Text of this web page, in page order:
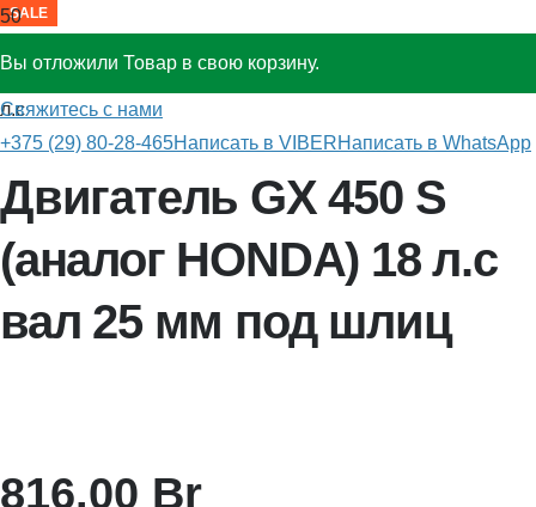
Вы отложили Товар в свою корзину.
Свяжитесь с нами
+375 (29) 80-28-465Написать в VIBERНаписать в WhatsApp
Главная»Бензиновые двигатели»
л.с
Двигатель GX 450 S
(аналог HONDA) 18 л.с
вал 25 мм под шлиц
816.00 Br
SALE
SALE
SALE
SALE
SALE